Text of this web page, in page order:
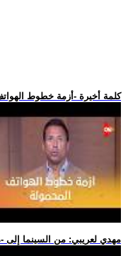
.. كلمة أخيرة -أزمة خطوط
.. مهدي لعريبي: من السينما